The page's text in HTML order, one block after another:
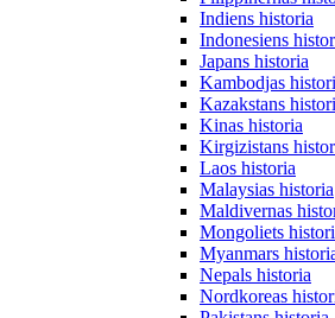
Indiens historia
Indonesiens
Japans historia
Kambodjas
Kazakstans
Kinas historia
Kirgizistans
Laos historia
Malaysias historia
Maldivernas
Mongoliets
Myanmars
Nepals historia
Nordkoreas